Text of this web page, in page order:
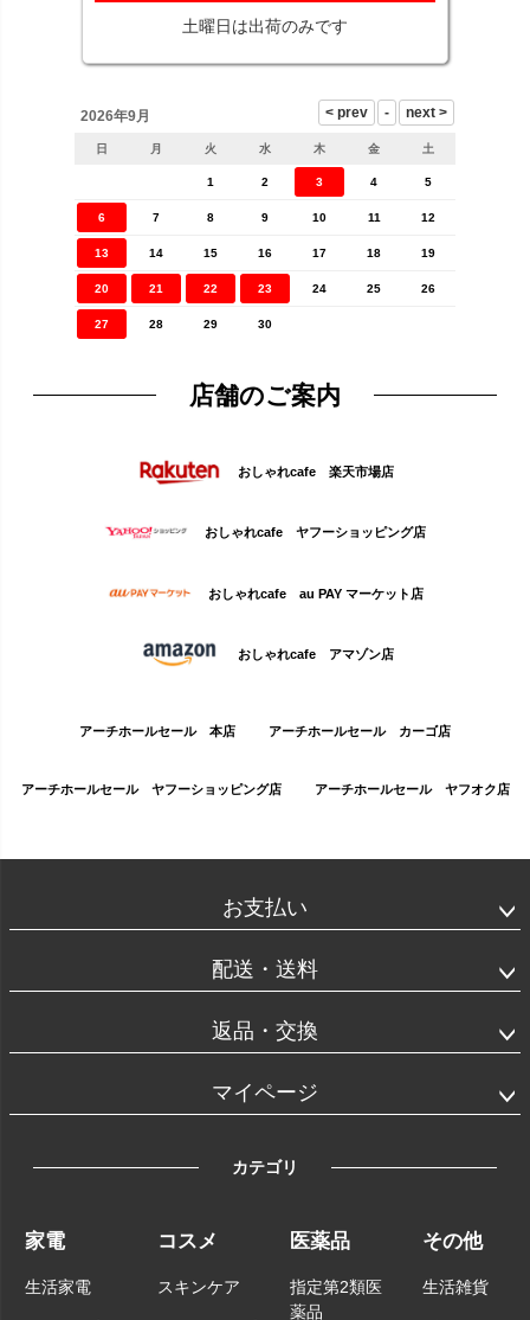
土曜日は出荷のみです
2026年9月
日 月 火 水 木 金 土
1 2 3 4 5
6 7 8 9 10 11 12
13 14 15 16 17 18 19
20 21 22 23 24 25 26
27 28 29 30
店舗のご案内
おしゃれcafe 楽天市場店
おしゃれcafe ヤフーショッピング店
おしゃれcafe au PAY マーケット店
おしゃれcafe アマゾン店
アーチホールセール 本店 アーチホールセール カーゴ店
アーチホールセール ヤフーショッピング店 アーチホールセール ヤフオク店
お支払い
配送・送料
返品・交換
マイページ
カテゴリ
家電
生活家電
コスメ
スキンケア
医薬品
指定第2類医
薬品
その他
生活雑貨